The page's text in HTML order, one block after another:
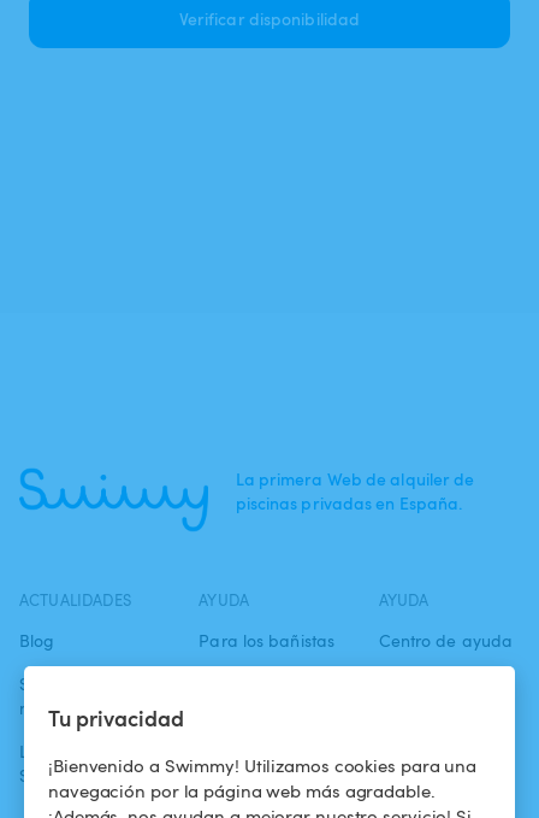
Tu privacidad
¡Bienvenido a Swimmy! Utilizamos cookies para una
navegación por la página web más agradable.
Verificar disponibilidad
La primera Web de alquiler de
piscinas privadas en España.
ACTUALIDADES
Blog
Swimmy en los
medios
La aventura
Swimmy
AYUDA
Para los bañistas
piscina
AYUDA
Centro de ayuda
confidencialidad